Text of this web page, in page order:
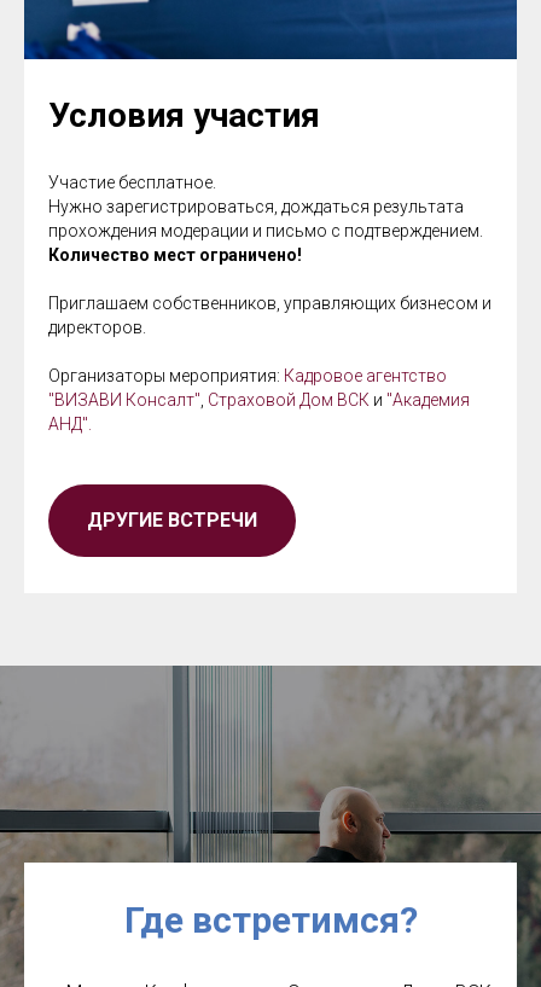
Условия участия
Участие бесплатное.
Нужно зарегистрироваться, дождаться результата
прохождения модерации и письмо с подтверждением.
Количество мест ограничено!
Приглашаем собственников, управляющих бизнесом и
директоров.
Организаторы мероприятия: Кадровое агентство
"ВИЗАВИ Консалт" Страховой Дом ВСК и "Академия
АНД".
ДРУГИЕ ВСТРЕЧИ
Где встретимся?